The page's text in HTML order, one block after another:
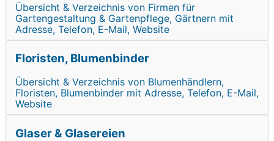
Übersicht & Verzeichnis von Firmen für
Gartengestaltung & Gartenpflege, Gärtnern mit
Adresse, Telefon, E-Mail, Website
Floristen, Blumenbinder
Übersicht & Verzeichnis von Blumenhändlern,
Floristen, Blumenbinder mit Adresse, Telefon, E-Mail,
Website
Glaser & Glasereien